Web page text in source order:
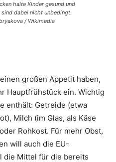
halte Kinder gesund und
dabei nicht unbedingt
/ Wikimedia
großen Appetit haben,
Hauptfrühstück ein. Wichtig
enthält: Getreide (etwa
Milch (im Glas, als Käse
Rohkost. Für mehr Obst,
will auch die EU-
die Mittel für die bereits